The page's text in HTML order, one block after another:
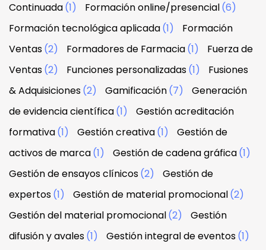
Continuada(1) Formación online/presencial(6)
Formación tecnológica aplicada(1)
Formación
Ventas(2) Formadores de Farmacia(1)
Fuerza de
Ventas(2) Funciones personalizadas(1)
Fusiones
& Adquisiciones(2) Gamificación(7)
Generación
de evidencia científica(1)
Gestión acreditación
formativa(1) Gestión creativa(1)
Gestión de
activos de marca(1) Gestión de cadena gráfica(1)
Gestión de ensayos clínicos(2)
Gestión de
expertos(1) Gestión de material promocional(2)
Gestión del material promocional(2)
Gestión
difusión y avales(1) Gestión integral de eventos(1)